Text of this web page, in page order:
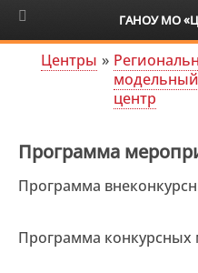
6+
Центры »
модельный
центр
Программа
Программа
Программа
ГАНОУ МО